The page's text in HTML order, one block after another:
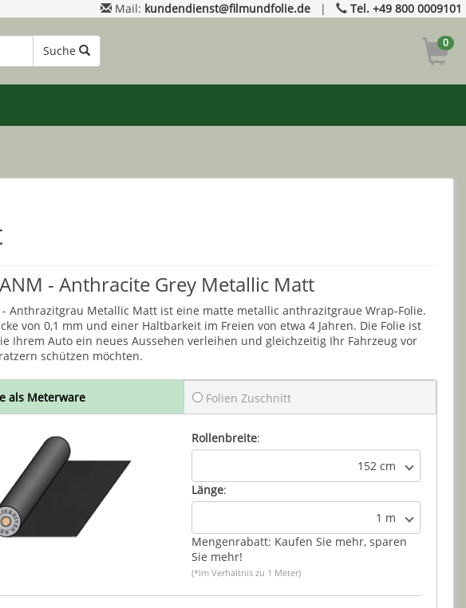
Mail: kundendienst@filmundfolie.de | Tel. +49 800 0009101
Suche
0
- Anthracite Grey Metallic Matt
- Anthrazitgrau Metallic Matt ist eine matte metallic anthrazitgraue Wrap-Folie.
von 0,1 mm und einer Haltbarkeit im Freien von etwa 4 Jahren. Die Folie ist
Ihrem Auto ein neues Aussehen verleihen und gleichzeitig Ihr Fahrzeug vor
schützen möchten.
als Meterware Folien Zuschnitt
Rollenbreite:
152 cm
Länge:
1 m
Mengenrabatt: Kaufen Sie mehr, sparen
Sie mehr!
(*Im Verhältnis zu 1 Meter)